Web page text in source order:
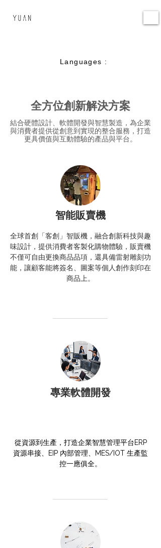
Languages :
全方位創新解決方案
結合硬體設計、軟體開發與智慧製造，為企業
與消費者提供從創意到實現的整合服務，打造
更具價值與互動體驗的產品與平台。
全球首創「客創」智販機，融合創新科技與趣
味設計，提供消費者客製化購物體驗，販賣機
不僅可自由更換商品品項，還具備雷射雕刻功
能，讓顧客能將簽名、圖案等個人創作刻印在
商品上。
智能販賣機
從資源到生產，打造企業智慧管理平台ERP
資源串接、EIP 內部管理、MES/IOT 生產監
控一應俱全。
專業軟體開發